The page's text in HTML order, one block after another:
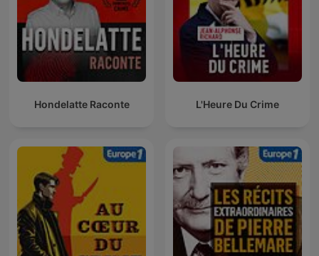
Hondelatte Raconte L'Heure Du Crime